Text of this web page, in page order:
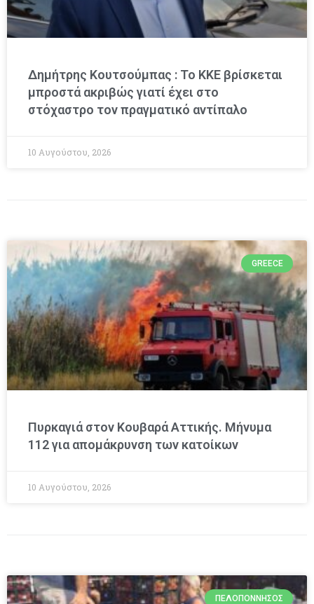
Δημήτρης Κουτσούμπας : Το ΚΚΕ βρίσκεται
μπροστά ακριβώς γιατί έχει στο
στόχαστρο τον πραγματικό αντίπαλο
10 Αυγούστου, 2026
GREECE
Πυρκαγιά στον Κουβαρά Αττικής. Μήνυμα
112 για απομάκρυνση των κατοίκων
10 Αυγούστου, 2026
ΠΕΛΟΠΌΝΝΗΣΟΣ